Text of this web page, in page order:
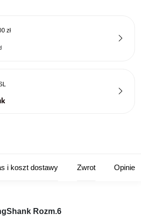
zł
i koszt dostawy Zwrot Opinie
Rozm.6